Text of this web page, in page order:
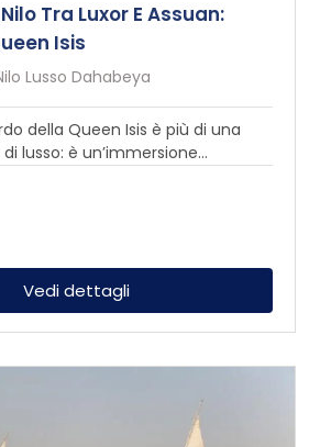
Tra Luxor E Assuan:
Isis
Lusso Dahabeya
della Queen Isis è più di una
lusso: è un’immersione...
Vedi dettagli